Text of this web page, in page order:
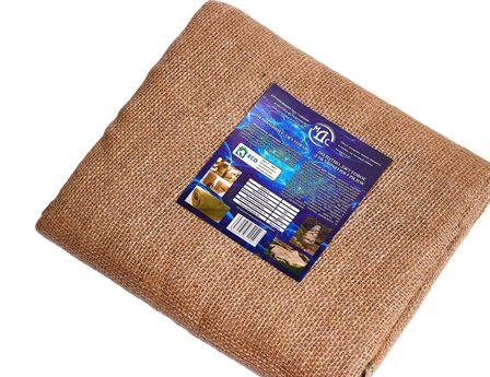
Заказать обратный звонок
Семена
Грунты
Газонные травы, сидераты
Горшки, рассадники, аксессуары
Посадочный материал
Садовый инструмент, инвентарь